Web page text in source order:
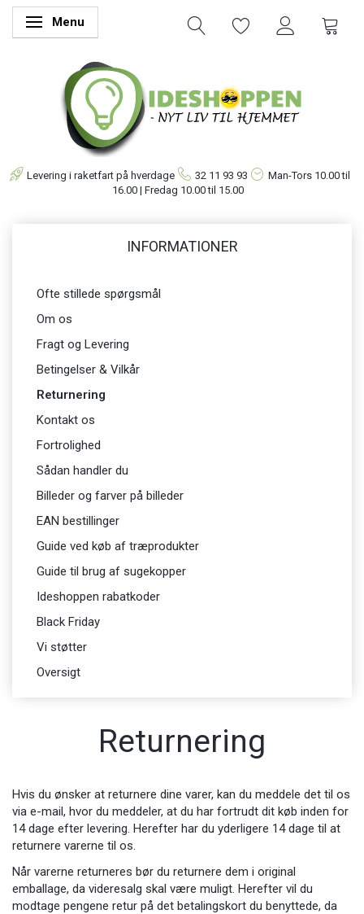
Skifte navigation
Menu
Levering i raketfart på hverdage 32 11 93 93 Man-Tors 10.00 til
16.00 | Fredag 10.00 til 15.00
INFORMATIONER
Ofte stillede spørgsmål
Om os
Fragt og Levering
Betingelser & Vilkår
Returnering
Kontakt os
Fortrolighed
Sådan handler du
Billeder og farver på billeder
EAN bestillinger
Guide ved køb af træprodukter
Guide til brug af sugekopper
Ideshoppen rabatkoder
Black Friday
Vi støtter
Oversigt
Returnering
Hvis du ønsker at returnere dine varer, kan du meddele det til os
via e-mail, hvor du meddeler, at du har fortrudt dit køb inden for
14 dage efter levering. Herefter har du yderligere 14 dage til at
returnere varerne til os.
Når varerne returneres bør du returnere dem i original
emballage, da videresalg skal være muligt. Herefter vil du
modtage pengene retur på det betalingskort du benyttede, da